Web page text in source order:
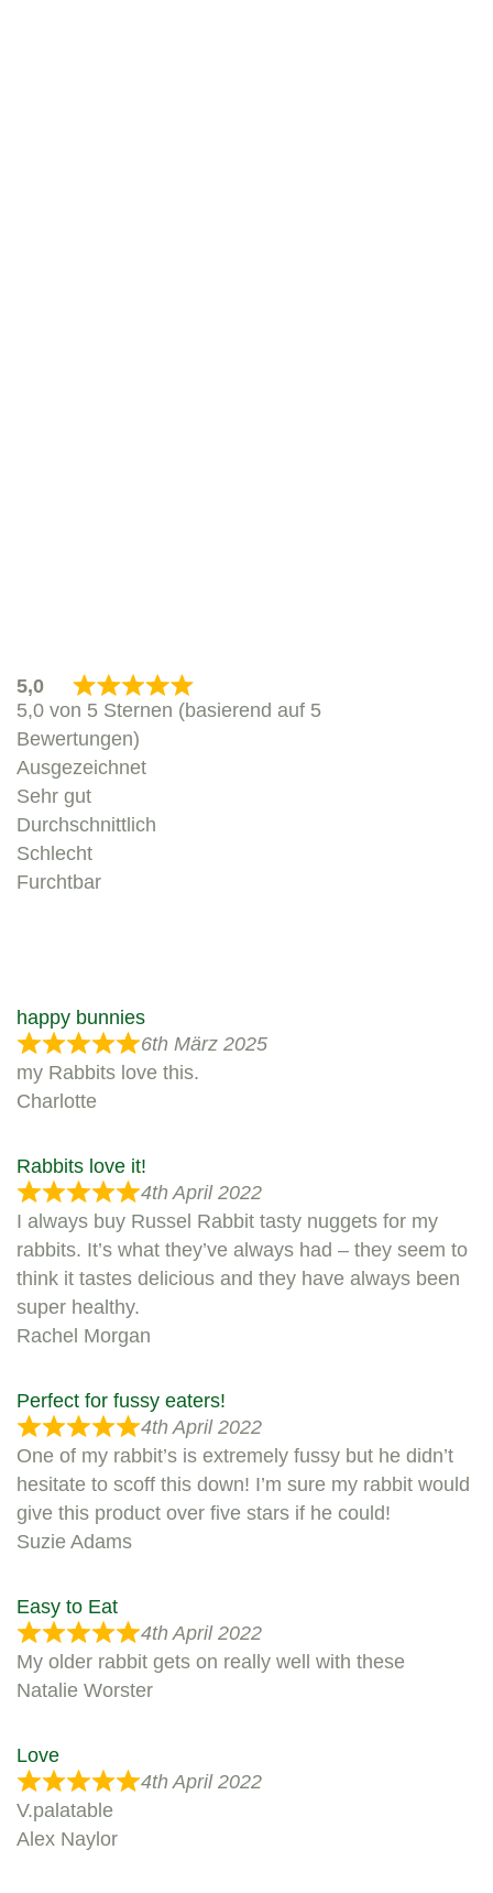
5,0
5,0 von 5 Sternen (basierend auf 5
Bewertungen)
Ausgezeichnet
Sehr gut
Durchschnittlich
Schlecht
Furchtbar
happy bunnies
6th März 2025
my Rabbits love this.
Charlotte
Rabbits love it!
4th April 2022
I always buy Russel Rabbit tasty nuggets for my
rabbits. It’s what they’ve always had – they seem to
think it tastes delicious and they have always been
super healthy.
Rachel Morgan
Perfect for fussy eaters!
4th April 2022
One of my rabbit’s is extremely fussy but he didn’t
hesitate to scoff this down! I’m sure my rabbit would
give this product over five stars if he could!
Suzie Adams
Easy to Eat
4th April 2022
My older rabbit gets on really well with these
Natalie Worster
Love
4th April 2022
V.palatable
Alex Naylor